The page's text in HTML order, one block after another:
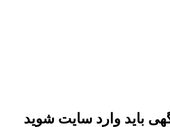
باید وارد سایت شوید